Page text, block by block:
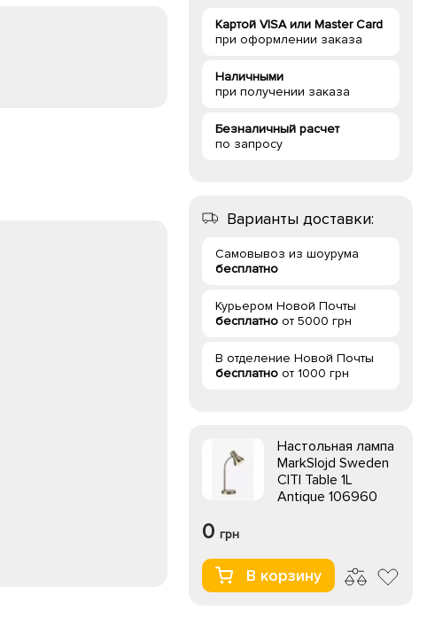
Картой VISA или Master Card
при оформлении заказа
Наличными
при получении заказа
Безналичный расчет
по запросу
Варианты доставки:
Самовывоз из шоурума
бесплатно
Курьером Новой Почты
бесплатно от 5000 грн
В отделение Новой Почты
бесплатно от 1000 грн
Настольная лампа
MarkSlojd Sweden
CITI Table 1L
Antique 106960
0 грн
В корзину